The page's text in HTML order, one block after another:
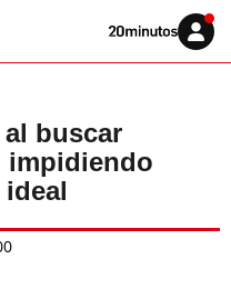
Volver
Iniciar
sesión
buscar
impidiendo